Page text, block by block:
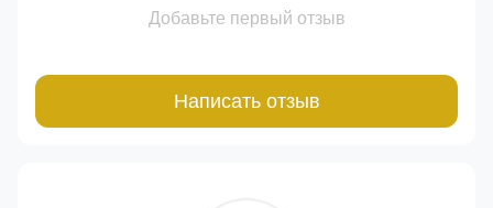
Добавьте первый отзыв
Написать отзыв